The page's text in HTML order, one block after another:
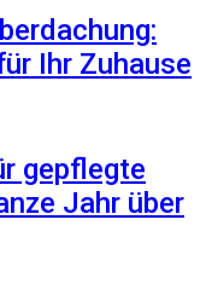
Ihr Zuhause
gepflegte
Jahr über